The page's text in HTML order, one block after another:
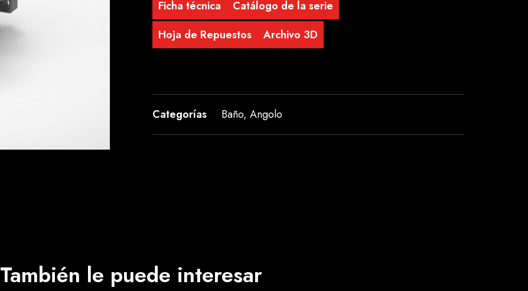
Ficha técnica
Catálogo de la serie
Hoja de Repuestos
Archivo 3D
Categorías Baño, Angolo
También le puede interesar